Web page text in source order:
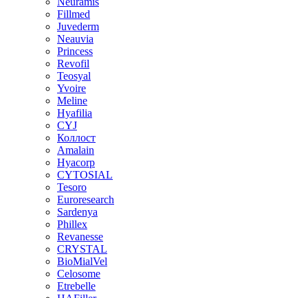
Fillmed
Juvederm
Neauvia
Princess
Revofil
Teosyal
Yvoire
Meline
Hyafilia
CYJ
Коллост
Amalain
Hyacorp
CYTOSIAL
Tesoro
Euroresearch
Sardenya
Phillex
Revanesse
CRYSTAL
BioMialVel
Celosome
Etrebelle